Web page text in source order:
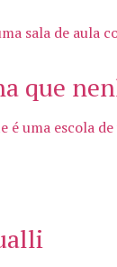
que
uma escola